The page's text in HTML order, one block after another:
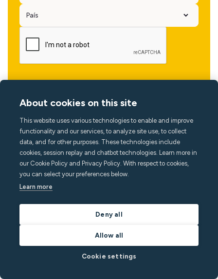
Idioma
About cookies on this site
This website uses various technologies to enable and improve
functionality and our services, to analyze site use, to collect
data, and for other purposes. These technologies include
cookies, session replay and chatbot technologies. Learn more in
our Cookie Policy and Privacy Policy. With respect to cookies,
you can select your preferences below.
Learn more
Deny all
Allow all
Cookie settings